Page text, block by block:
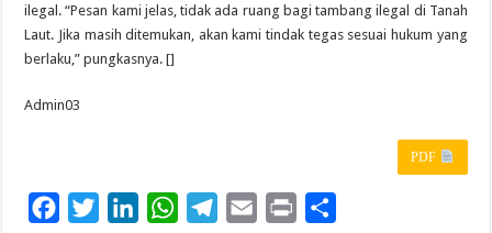
ilegal. “Pesan kami jelas, tidak ada ruang bagi tambang ilegal di Tanah
Laut. Jika masih ditemukan, akan kami tindak tegas sesuai hukum yang
berlaku,” pungkasnya. []
Admin03
PDF
W